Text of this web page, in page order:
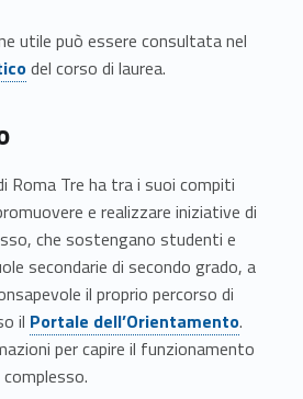
utile può essere consultata nel
del corso di laurea.
Roma Tre ha tra i suoi compiti
e realizzare iniziative di
che sostengano studenti e
secondarie di secondo grado, a
il proprio percorso di
il Link identifier #identifier__1107-9
Portale dell’Orientamento.
per capire il funzionamento